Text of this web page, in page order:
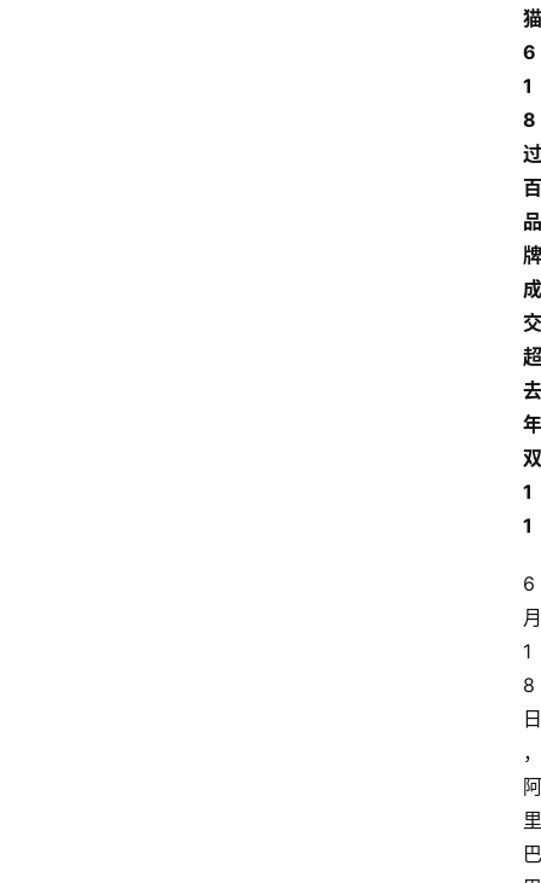
猫
6
1
8
过
百
品
牌
成
交
超
去
年
双
1
1
6
月
1
8
日
，
阿
里
巴